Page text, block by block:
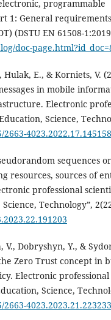
programmable
1: General
(DSTU EN 61508-
doc-
E., & Korniets, V.
in mobile
Electronic
Science,
4023.2022.17.145158
sequences
resources, sources of
professional
Technology”,
Dobryshyn, Y., &
Zero Trust concept in
Electronic professional
Science,
4023.2023.21.223233